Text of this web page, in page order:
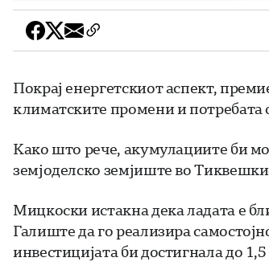
Покрај енергетскиот аспект,
климатските промени и потребата
Како што рече, акумулациите би
земјоделско земјиште во
Мицкоски истакна дека ладата е
Галиште да го реализира
инвестицијата би достигнала до